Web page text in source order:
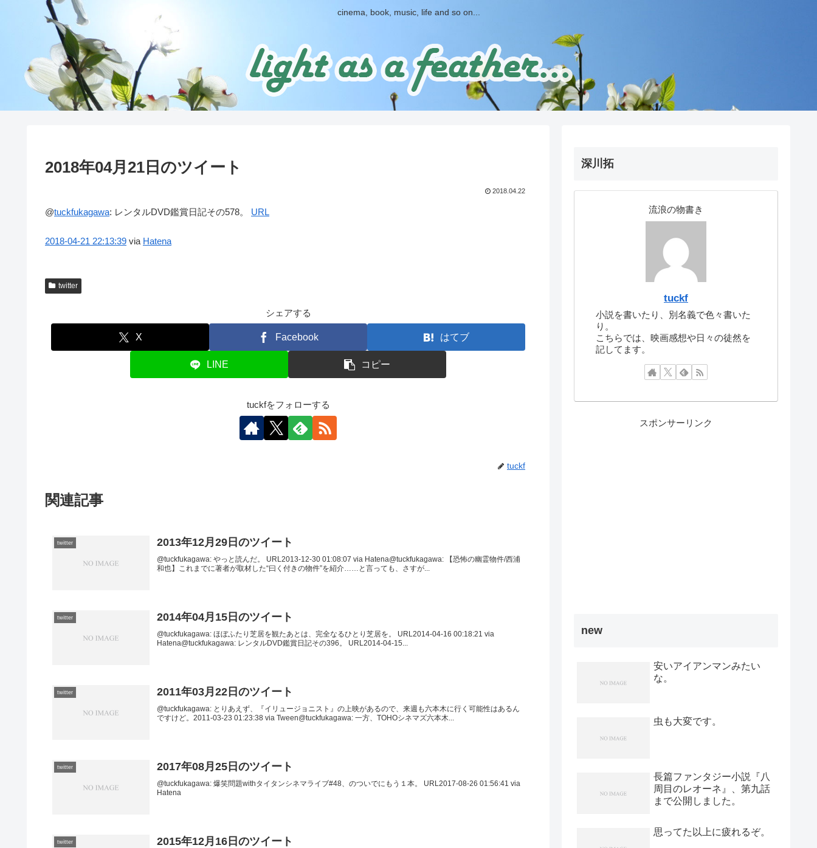
cinema, book, music, life and so on...
2018年04月21日のツイート
2018.04.22
@tuckfukagawa: レンタルDVD鑑賞日記その578。 URL
2018-04-21 22:13:39 via Hatena
twitter
シェアする
X Facebook はてブ
LINE コピー
tuckfをフォローする
tuckf
関連記事
twitter 2013年12月29日のツイート
@tuckfukagawa: やっと読んだ。 URL2013-12-30 01:08:07 via Hatena@tuckfukagawa: 【恐怖の幽霊物件/西浦
和也】これまでに著者が取材した“曰く付きの物件”を紹介……と言っても、さすが...
twitter 2014年04月15日のツイート
@tuckfukagawa: ほぼふたり芝居を観たあとは、完全なるひとり芝居を。 URL2014-04-16 00:18:21 via
Hatena@tuckfukagawa: レンタルDVD鑑賞日記その396。 URL2014-04-15...
twitter 2011年03月22日のツイート
@tuckfukagawa: とりあえず、『イリュージョニスト』の上映があるので、来週も六本木に行く可能性はあるん
ですけど。2011-03-23 01:23:38 via Tween@tuckfukagawa: 一方、TOHOシネマズ六本木...
twitter 2017年08月25日のツイート
@tuckfukagawa: 爆笑問題withタイタンシネマライブ#48、のついでにもう１本。 URL2017-08-26 01:56:41 via
Hatena
twitter 2015年12月16日のツイート
深川拓
流浪の物書き
tuckf
小説を書いたり、別名義で色々書いた
り。
こちらでは、映画感想や日々の徒然を
記してます。
スポンサーリンク
new
安いアイアンマンみたい
な。
虫も大変です。
長篇ファンタジー小説『八
周目のレオーネ』、第九話
まで公開しました。
思ってた以上に疲れるぞ。